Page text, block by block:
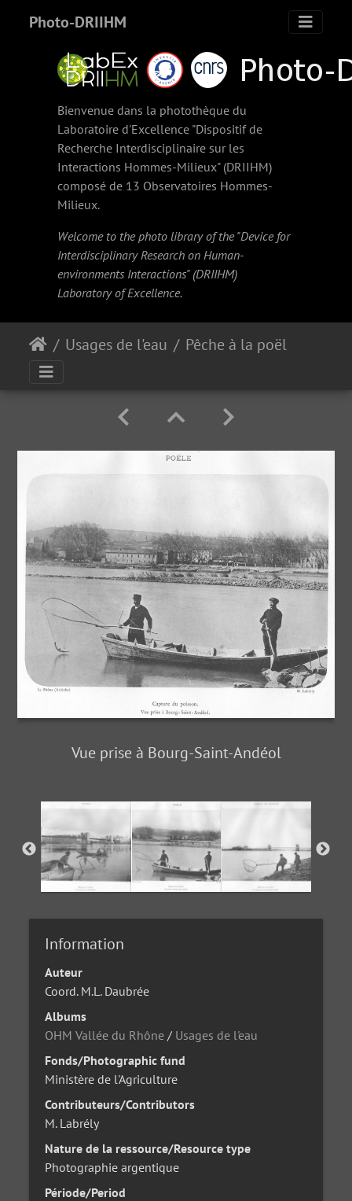
Photo-DRIIHM
Bienvenue dans la photothèque du
Laboratoire d'Excellence "Dispositif de
Recherche Interdisciplinaire sur les
Interactions Hommes-Milieux" (DRIIHM)
composé de 13 Observatoires Hommes-
Milieux.
Welcome to the photo library of the "Device for
Interdisciplinary Research on Human-
environments Interactions" (DRIIHM)
Laboratory of Excellence.
Usages de l'eau
Vue prise à Bourg-Saint-Andéol
Information
Auteur
Coord. M.L. Daubrée
Albums
OHM Vallée du Rhône / Usages de l'eau
Fonds/Photographic fund
Ministère de l'Agriculture
Contributeurs/Contributors
M. Labrély
Nature de la ressource/Resource type
Photographie argentique
Période/Period